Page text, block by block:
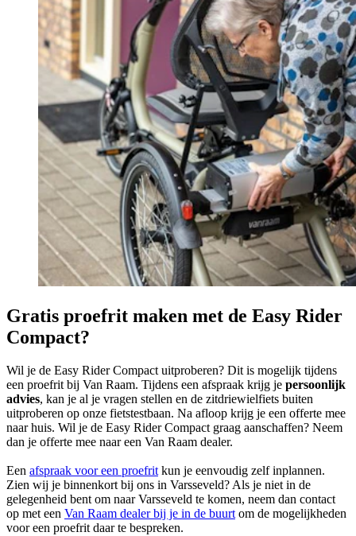
Gratis proefrit maken met de Easy Rider
Compact?
Wil je de Easy Rider Compact uitproberen? Dit is mogelijk tijdens
een proefrit bij Van Raam. Tijdens een afspraak krijg je persoonlijk
advies, kan je al je vragen stellen en de zitdriewielfiets buiten
uitproberen op onze fietstestbaan. Na afloop krijg je een offerte mee
naar huis. Wil je de Easy Rider Compact graag aanschaffen? Neem
dan je offerte mee naar een Van Raam dealer.
Een afspraak voor een proefritkun je eenvoudig zelf inplannen.
Zien wij je binnenkort bij ons in Varsseveld? Als je niet in de
gelegenheid bent om naar Varsseveld te komen, neem dan contact
op met een Van Raam dealer bij je in de buurtom de mogelijkheden
voor een proefrit daar te bespreken.